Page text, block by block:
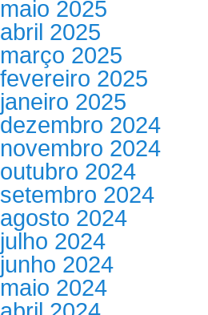
maio 2025
abril 2025
março 2025
fevereiro 2025
janeiro 2025
dezembro 2024
novembro 2024
outubro 2024
setembro 2024
agosto 2024
julho 2024
junho 2024
maio 2024